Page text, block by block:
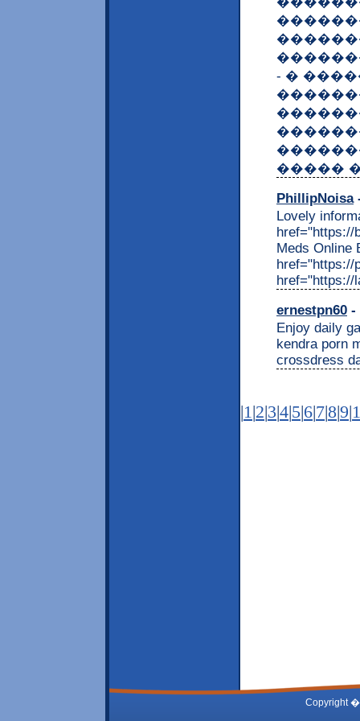
- �
�����
PhillipNoisa
Lovely
href="https://
Meds Online
href="https://
href="https://
ernestpn60 -
Enjoy daily
kendra porn
crossdress
|1 |2|3|4|5|6|7|8|9|
Copyright